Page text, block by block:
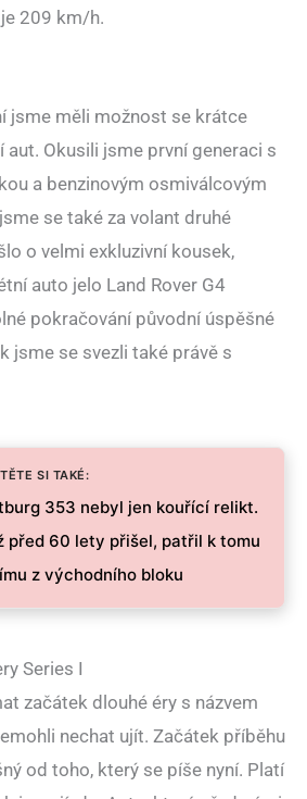
209 km/h.
jsme měli možnost se krátce
Okusili jsme první generaci s
a benzinovým osmiválcovým
se také za volant druhé
o velmi exkluzivní kousek,
auto jelo Land Rover G4
pokračování původní úspěšné
jsme se svezli také právě s
SI TAKÉ:
353 nebyl jen kouřící relikt.
před 60 lety přišel, patřil k tomu
z východního bloku
Series I
začátek dlouhé éry s názvem
nechat ujít. Začátek příběhu
od toho, který se píše nyní. Platí